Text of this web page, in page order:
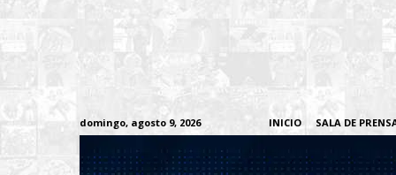
domingo, agosto 9, 2026 INICIO SALA DE